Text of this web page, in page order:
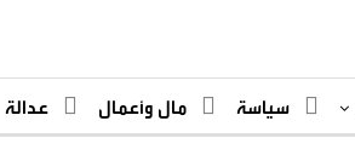
سياسة مال وأعمال عدالة